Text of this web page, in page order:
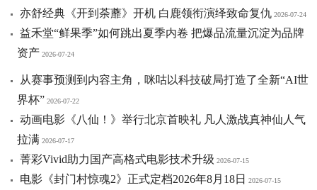
亦舒经典《开到荼蘼》开机 白鹿领衔演绎致命复仇 2026-07-24
​益禾堂“鲜果季”如何跳出夏季内卷 把爆品流量沉淀为品牌
资产 2026-07-24
从赛事预测到内容主角，咪咕以科技破局打造了全新“AI世
界杯” 2026-07-22
动画电影《八仙！》举行北京首映礼 凡人激战真神仙人气
拉满 2026-07-17
菁彩Vivid助力国产高格式电影技术升级 2026-07-15
电影《封门村惊魂2》正式定档2026年8月18日 2026-07-15